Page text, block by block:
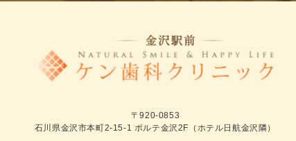
〒920-0853
石川県金沢市本町2-15-1 ポルテ金沢2F（ホテル日航金沢隣）